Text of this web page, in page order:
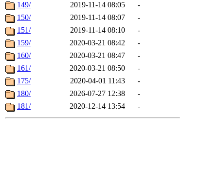
149/
2019-11-14 08:05
-
150/
2019-11-14 08:07
-
151/
2019-11-14 08:10
-
159/
2020-03-21 08:42
-
160/
2020-03-21 08:47
-
161/
2020-03-21 08:50
-
175/
2020-04-01 11:43
-
180/
2026-07-27 12:38
-
181/
2020-12-14 13:54 -